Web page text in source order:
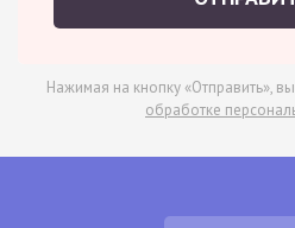
Нажимая на кнопку «Отправить»,
обработке